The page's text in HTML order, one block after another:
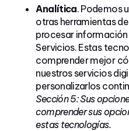
Analítica. Podemos
otras herramientas
procesar
Servicios. Estas
comprender mejor
nuestros servicios
personalizarlos
Sección 5: Sus
comprender sus
estas tecnologías.